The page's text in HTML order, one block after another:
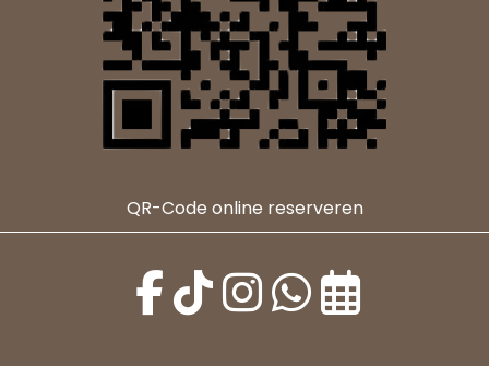
QR-Code online reserveren